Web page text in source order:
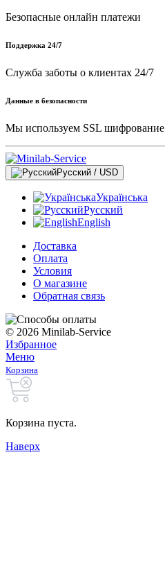
Безопасные онлайн платежи
Поддержка 24/7
Служба заботы о клиентах 24/7
Данные в безопасности
Мы используем SSL шифрование
Русский / USD
Українська
Русский
English
Доставка
Оплата
Условия
О магазине
Обратная связь
© 2026 Minilab-Service
Избранное
Меню
Корзина
Корзина пуста.
Наверх